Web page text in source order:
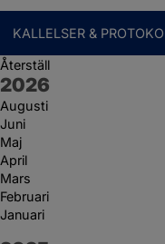
KALLELSER &
Återställ
År:
2026
Augusti
Juni
Maj
April
Mars
Februari
Januari